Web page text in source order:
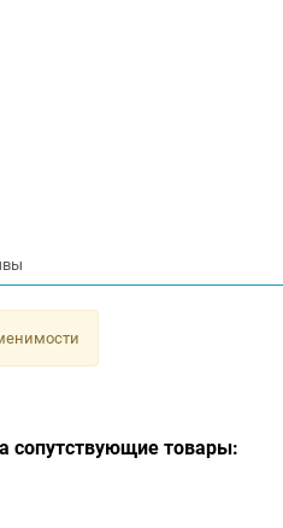
сопутствующие товары: